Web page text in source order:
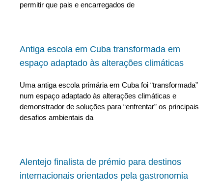
permitir que pais e encarregados de
Antiga escola em Cuba transformada em
espaço adaptado às alterações climáticas
Uma antiga escola primária em Cuba foi “transformada”
num espaço adaptado às alterações climáticas e
demonstrador de soluções para “enfrentar” os principais
desafios ambientais da
Alentejo finalista de prémio para destinos
internacionais orientados pela gastronomia